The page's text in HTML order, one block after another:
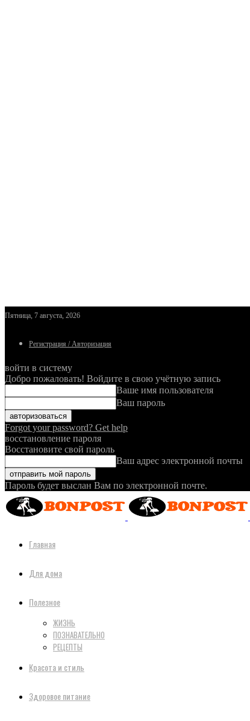
Пятница, 7 августа, 2026
Регистрация / Авторизация
войти в систему
Добро пожаловать! Войдите в свою учётную запись
Ваше имя пользователя
Ваш пароль
Forgot your password? Get help
восстановление пароля
Восстановите свой пароль
Ваш адрес электронной почты
Пароль будет выслан Вам по электронной почте.
Главная
Для дома
Полезное
ЖИЗНЬ
ПОЗНАВАТЕЛЬНО
РЕЦЕПТЫ
Красота и стиль
Здоровое питание